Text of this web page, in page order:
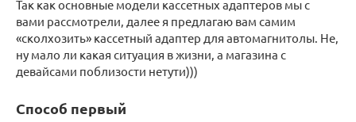
Так как основные модели кассетных адаптеров мы с
вами рассмотрели, далее я предлагаю вам самим
«сколхозить» кассетный адаптер для автомагнитолы. Не,
ну мало ли какая ситуация в жизни, а магазина с
девайсами поблизости нетути)))
Способ первый